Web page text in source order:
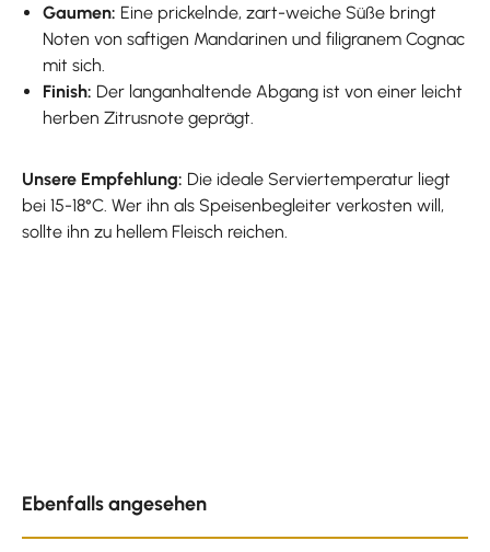
Gaumen: Eine prickelnde, zart-weiche Süße bringt
Noten von saftigen Mandarinen und filigranem Cognac
mit sich.
Finish: Der langanhaltende Abgang ist von einer leicht
herben Zitrusnote geprägt.
Unsere Empfehlung: Die ideale Serviertemperatur liegt
bei 15-18°C. Wer ihn als Speisenbegleiter verkosten will,
sollte ihn zu hellem Fleisch reichen.
Ebenfalls angesehen